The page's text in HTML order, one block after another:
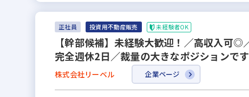
正社員 投資用不動産販売 未経験者OK
【幹部候補】未経験大歓迎！／高収入可
完全週休2日／裁量の大きなポジションで
株式会社リーベル 企業ページ